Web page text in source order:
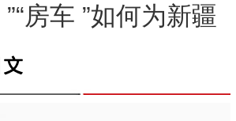
旅融合”的?
”“房车 ”如何为新疆
质量发展增添